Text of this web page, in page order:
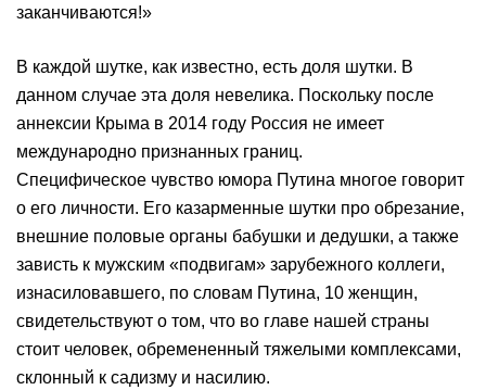
заканчиваются!»
В каждой шутке, как известно, есть доля шутки. В
данном случае эта доля невелика. Поскольку после
аннексии Крыма в 2014 году Россия не имеет
международно признанных границ.
Специфическое чувство юмора Путина многое говорит
о его личности. Его казарменные шутки про обрезание,
внешние половые органы бабушки и дедушки, а также
зависть к мужским «подвигам» зарубежного коллеги,
изнасиловавшего, по словам Путина, 10 женщин,
свидетельствуют о том, что во главе нашей страны
стоит человек, обремененный тяжелыми комплексами,
склонный к садизму и насилию.